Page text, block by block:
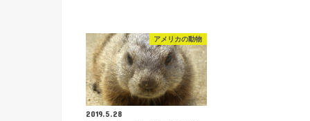
アメリカの動物
2019.5.28